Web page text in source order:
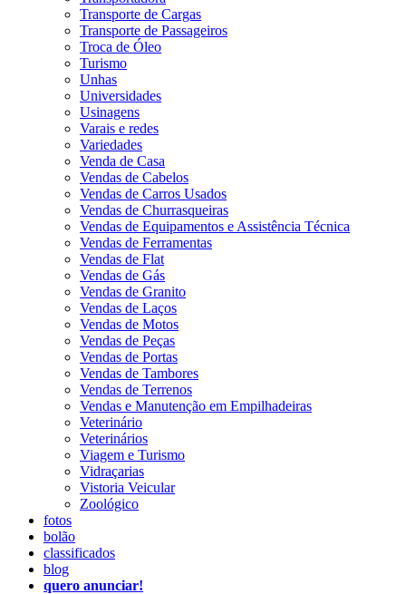
Transporte de Cargas
Transporte de Passageiros
Troca de Óleo
Turismo
Unhas
Universidades
Usinagens
Varais e redes
Variedades
Venda de Casa
Vendas de Cabelos
Vendas de Carros Usados
Vendas de Churrasqueiras
Vendas de Equipamentos e Assistência Técnica
Vendas de Ferramentas
Vendas de Flat
Vendas de Gás
Vendas de Granito
Vendas de Laços
Vendas de Motos
Vendas de Peças
Vendas de Portas
Vendas de Tambores
Vendas de Terrenos
Vendas e Manutenção em Empilhadeiras
Veterinário
Veterinários
Viagem e Turismo
Vidraçarias
Vistoria Veicular
Zoológico
fotos
bolão
classificados
blog
quero anunciar!